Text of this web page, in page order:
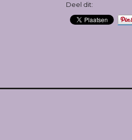
Deel dit: